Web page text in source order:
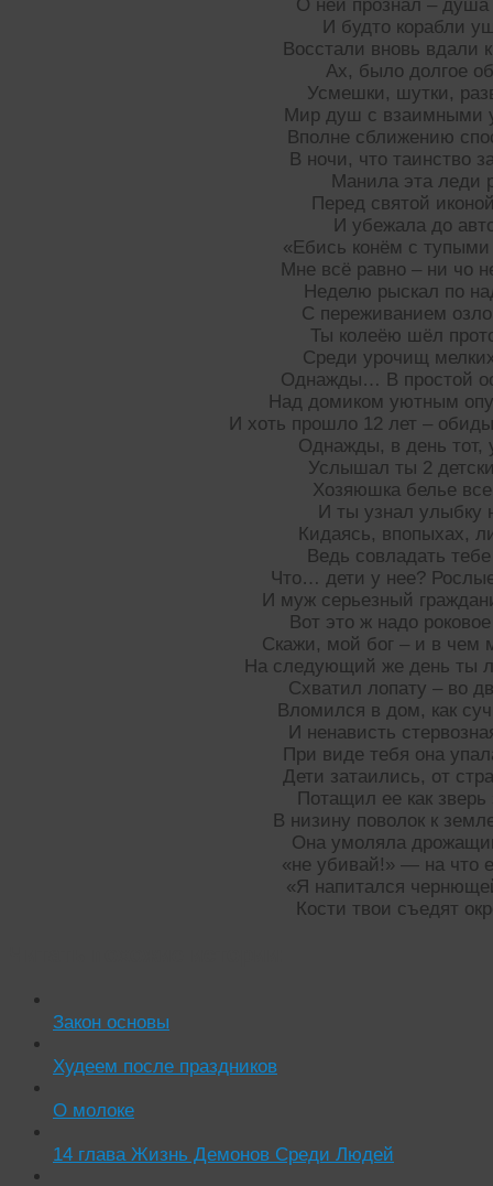
О ней прознал – душа
И будто корабли
Восстали вновь вдали
Ах, было долгое
Усмешки, шутки,
Мир душ с взаимными
Вполне сближению
В ночи, что таинство
Манила эта леди
Перед святой
И убежала до
«Ебись конём с
Мне всё равно – ни чо
Неделю рыскал по
С переживанием
Ты колеёю шёл
Среди урочищ
Однажды… В простой
Над домиком уютным
И хоть прошло 12 лет –
Однажды, в день тот,
Услышал ты 2
Хозяюшка белье
И ты узнал улыбку
Кидаясь, впопыхах,
Ведь совладать
Что… дети у нее?
И муж серьезный
Вот это ж надо
Скажи, мой бог – и в чем
На следующий же день ты
Схватил лопату – во
Вломился в дом, как
И ненависть
При виде тебя она
Дети затаились, от
Потащил ее как
В низину поволок к
Она умоляла
«не убивай!» — на что
«Я напитался
Кости твои съедят
Закон основы
Худеем после праздников
О молоке
14 глава Жизнь Демонов Среди Людей